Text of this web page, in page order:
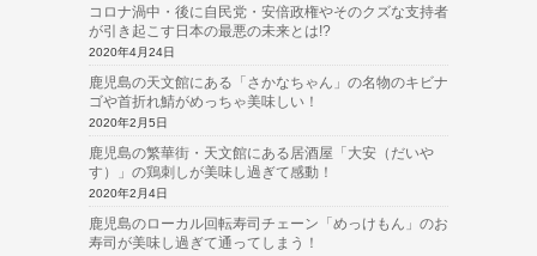
コロナ渦中・後に自民党・安倍政権やそのクズな支持者
が引き起こす日本の最悪の未来とは!?
2020年4月24日
鹿児島の天文館にある「さかなちゃん」の名物のキビナ
ゴや首折れ鯖がめっちゃ美味しい！
2020年2月5日
鹿児島の繁華街・天文館にある居酒屋「大安（だいや
す）」の鶏刺しが美味し過ぎて感動！
2020年2月4日
鹿児島のローカル回転寿司チェーン「めっけもん」のお
寿司が美味し過ぎて通ってしまう！